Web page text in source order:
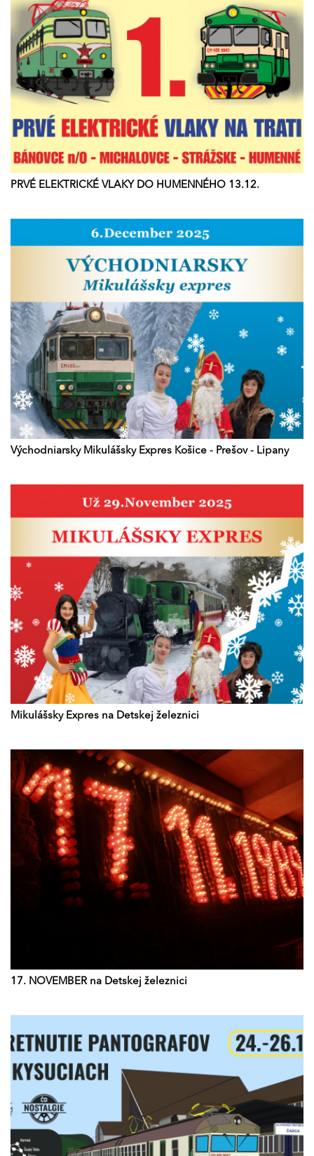
PRVÉ ELEKTRICKÉ VLAKY DO HUMENNÉHO 13.12.
Východniarsky Mikulášsky Expres Košice - Prešov - Lipany
Mikulášsky Expres na Detskej železnici
17. NOVEMBER na Detskej železnici